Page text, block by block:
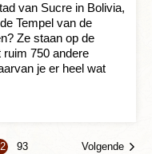
van Sucre in Bolivia,
Tempel van de
Ze staan op de
750 andere
je er heel wat
93 Volgende